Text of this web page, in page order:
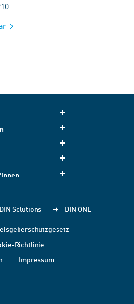
DIN Solutions DIN.ONE
Richtlinie
Impressum